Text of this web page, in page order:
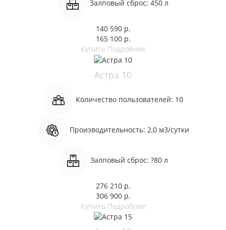
Залповый сброс: 450 л
140 590 р.
165 100 р.
Купить Подробнее
Астра 10
Количество пользователей: 10
Производительность: 2,0 м3/сутки
Залповый сброс: ?80 л
276 210 р.
306 900 р.
Купить Подробнее